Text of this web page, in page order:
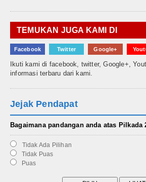
TEMUKAN JUGA KAMI DI
Facebook Twitter Google+
Ikuti kami di facebook, twitter, Google+,
informasi terbaru dari kami.
Jejak Pendapat
Bagaimana pandangan anda atas Pilkada
Tidak Ada Pilihan
Tidak Puas
Puas